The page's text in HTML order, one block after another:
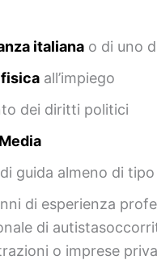
italiana o di uno
all’impiego
dei diritti politici
di guida almeno di tipo
di esperienza
di
o imprese